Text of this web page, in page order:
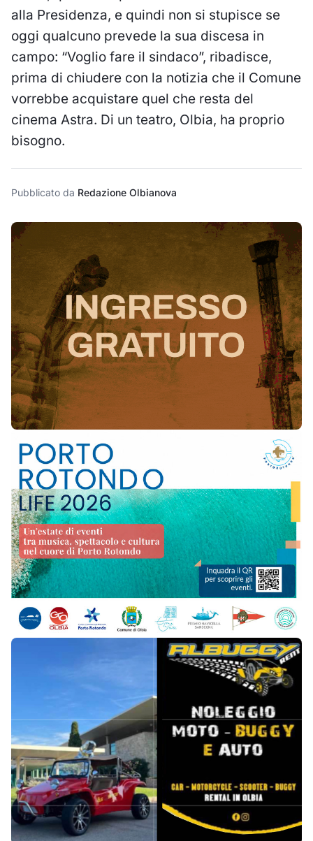
alla Presidenza, e quindi non si stupisce se
oggi qualcuno prevede la sua discesa in
campo: “Voglio fare il sindaco”, ribadisce,
prima di chiudere con la notizia che il Comune
vorrebbe acquistare quel che resta del
cinema Astra. Di un teatro, Olbia, ha proprio
bisogno.
Pubblicato da Redazione Olbianova